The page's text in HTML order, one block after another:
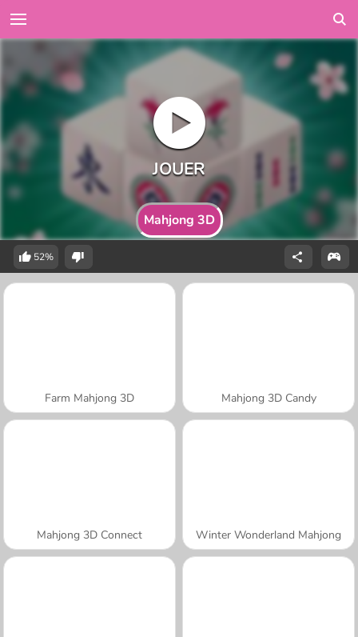
Mahjong 3D
52%
Farm Mahjong 3D Mahjong 3D Candy
Mahjong 3D Connect Winter Wonderland Mahjong